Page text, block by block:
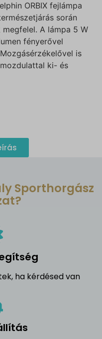
ORBIX fejlámpa
során
A lámpa 5 W
fényerővel
is
ki- és
Sporthorgász
ha kérdésed van